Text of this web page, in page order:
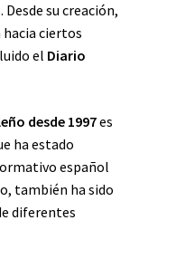
su creación,
ciertos
el Diario
desde 1997es
ha estado
español
también ha sido
diferentes